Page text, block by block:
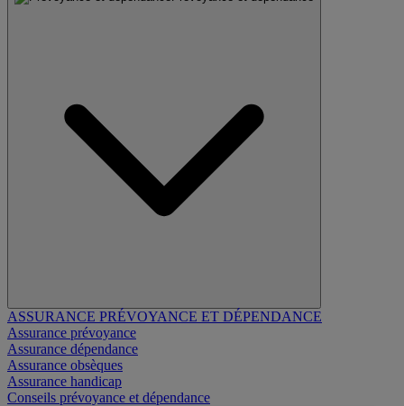
ASSURANCE PRÉVOYANCE ET DÉPENDANCE
Assurance prévoyance
Assurance dépendance
Assurance obsèques
Assurance handicap
Conseils prévoyance et dépendance